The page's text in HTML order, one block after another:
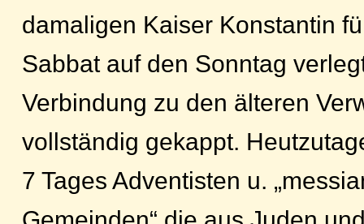
damaligen Kaiser Konstantin
Sabbat auf den Sonntag
Verbindung zu den älteren
vollständig gekappt.
7 Tages Adventisten u.